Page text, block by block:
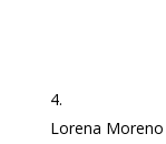
Lorena Moreno